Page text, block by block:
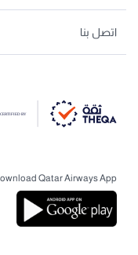
اتصل بنا
Qatar Airways App